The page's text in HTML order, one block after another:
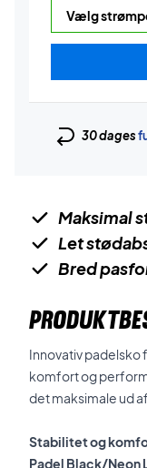
30 dages
Maksimal
Let
Bred
Innovativ padelsko
komfort og
det maksimale ud
Stabilitet og
Padel Black/Neon